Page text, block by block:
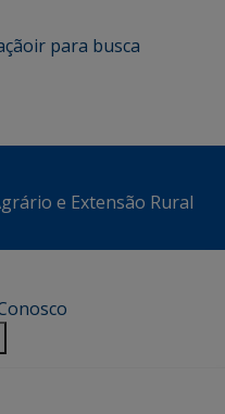
ir para busca
e Extensão Rural